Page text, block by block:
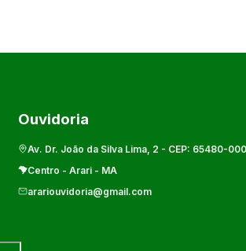
Ouvidoria
Av. Dr. João da Silva Lima, 2 - CEP: 65480-000
Centro - Arari- MA
arariouvidoria@gmail.com